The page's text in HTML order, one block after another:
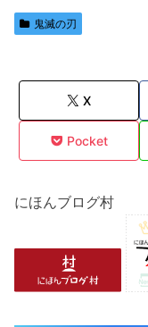
鬼滅の刃
X
Pocket
にほんブログ村